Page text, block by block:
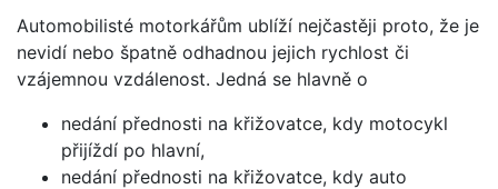
Automobilisté motorkářům ublíží nejčastěji proto, že je
nevidí nebo špatně odhadnou jejich rychlost či
vzájemnou vzdálenost. Jedná se hlavně o
nedání přednosti na křižovatce, kdy motocykl
přijíždí po hlavní,
nedání přednosti na křižovatce, kdy auto